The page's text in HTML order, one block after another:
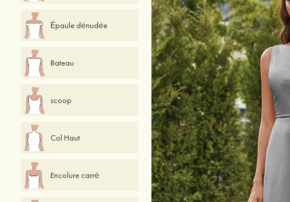
Épaule dénudée
Bateau
scoop
Col Haut
Encolure carré